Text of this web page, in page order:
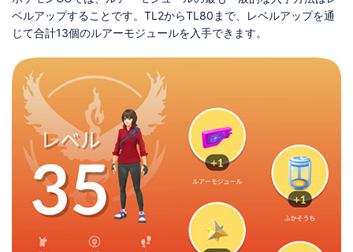
ベルアップすることです。TL2からTL80まで、レベルアップを通
じて合計13個のルアーモジュールを入手できます。